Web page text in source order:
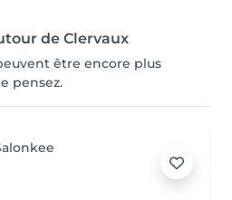
de Clervaux
être encore plus
pensez.